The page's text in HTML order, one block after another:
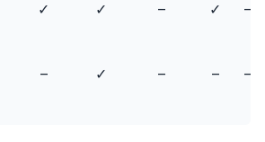
✓ ✓ – ✓
–
– ✓ – – –